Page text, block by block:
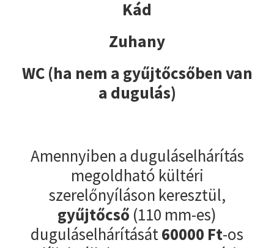
Kád
Zuhany
WC (ha nem a gyűjtőcsőben van
a dugulás)
Amennyiben a duguláselhárítás
megoldható kültéri
szerelőnyíláson keresztül,
gyűjtőcső (110 mm-es)
duguláselhárítását60000 Ft-os